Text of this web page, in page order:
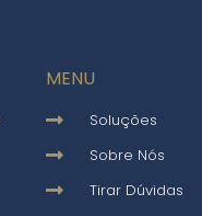
MENU
Soluções
Sobre Nós
Tirar Dúvidas